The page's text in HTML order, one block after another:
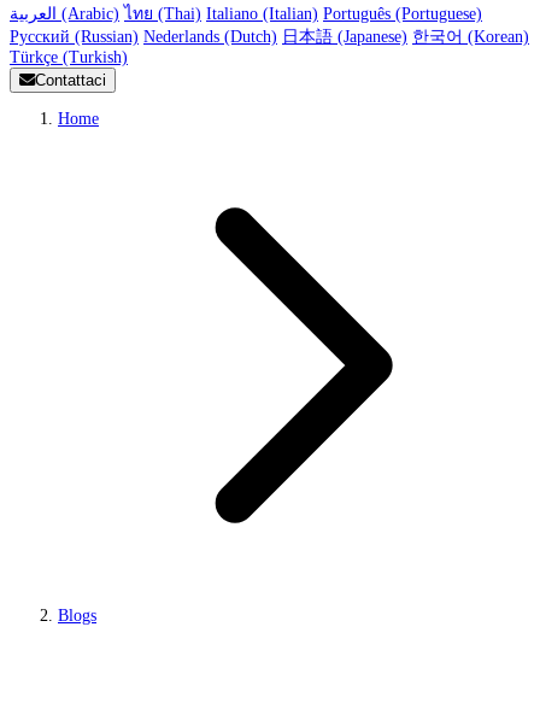
العربية (Arabic) ไทย (Thai) Italiano (Italian) Português (Portuguese)
Русский (Russian) Nederlands (Dutch) 日本語 (Japanese) 한국어 (Korean)
Türkçe (Turkish)
Contattaci
Home
Blogs